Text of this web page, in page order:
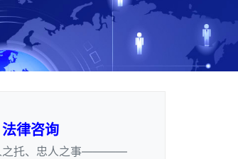
法律咨询
托、忠人之事————